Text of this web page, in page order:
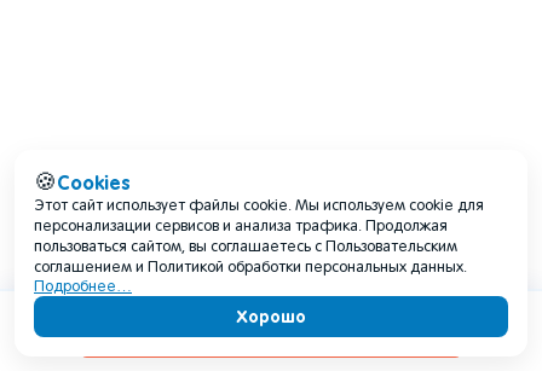
тёплая погода и отдельные жаркие дни;
Содержание
🍪Cookies
Этот сайт использует файлы cookie. Мы используем cookie для
персонализации сервисов и анализа трафика. Продолжая
пользоваться сайтом, вы соглашаетесь с Пользовательским
соглашением и Политикой обработки персональных данных.
Подробнее…
Хорошо